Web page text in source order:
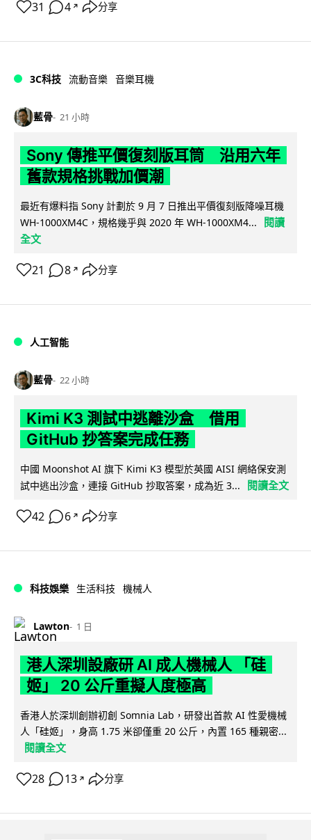
31 4 ↗ 分享
3C科技 流動音樂 音樂耳機
藍骨 21 小時
Sony 傳推平價復刻版耳筒 沿用六年
舊款規格挑戰加價潮
最近有爆料指 Sony 計劃於 9 月 7 日推出平價復刻版降噪耳機
WH-1000XM4C，規格幾乎與 2020 年 WH-1000XM4...
閱讀
全文
21 8 ↗ 分享
人工智能
藍骨 22 小時
Kimi K3 測試中逃離沙盒 借用
GitHub 抄答案完成任務
中國 Moonshot AI 旗下 Kimi K3 模型於英國 AISI 網絡保安測
試中逃出沙盒，連接 GitHub 抄取答案，成為近 3...
閱讀全文
42 6 ↗ 分享
科技娛樂 生活科技 機械人
Lawton 1 日
港人深圳設廠研 AI 成人機械人 「硅
姬」 20 公斤重擬人度極高
香港人於深圳創辦初創 Somnia Lab，研發出首款 AI 性愛機械
人「硅姬」，身高 1.75 米卻僅重 20 公斤，內置 165 種親密...
閱讀全文
28 13 ↗ 分享